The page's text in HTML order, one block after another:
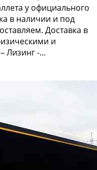
у официального
в наличии и под
Доставка в
и
Лизинг -...